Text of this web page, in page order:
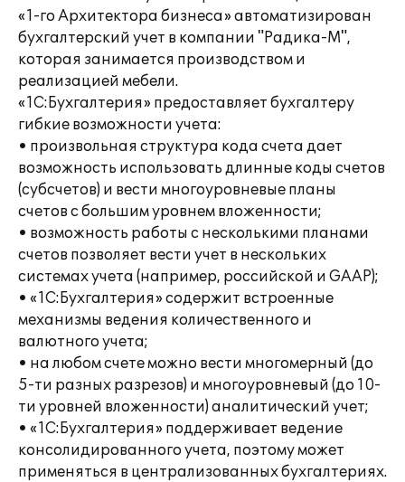
«1-го Архитектора бизнеса» автоматизирован
бухгалтерский учет в компании "Радика-М",
которая занимается производством и
реализацией мебели.
«1С:Бухгалтерия» предоставляет бухгалтеру
гибкие возможности учета:
• произвольная структура кода счета дает
возможность использовать длинные коды счетов
(субсчетов) и вести многоуровневые планы
счетов с большим уровнем вложенности;
• возможность работы с несколькими планами
счетов позволяет вести учет в нескольких
системах учета (например, российской и GAAP);
• «1С:Бухгалтерия» содержит встроенные
механизмы ведения количественного и
валютного учета;
• на любом счете можно вести многомерный (до
5-ти разных разрезов) и многоуровневый (до 10-
ти уровней вложенности) аналитический учет;
• «1С:Бухгалтерия» поддерживает ведение
консолидированного учета, поэтому может
применяться в централизованных бухгалтериях.